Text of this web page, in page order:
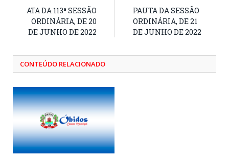
ATA DA 113ª SESSÃO
ORDINÁRIA, DE 20
DE JUNHO DE 2022
PAUTA DA SESSÃO
ORDINÁRIA, DE 21
DE JUNHO DE 2022
CONTEÚDO RELACIONADO